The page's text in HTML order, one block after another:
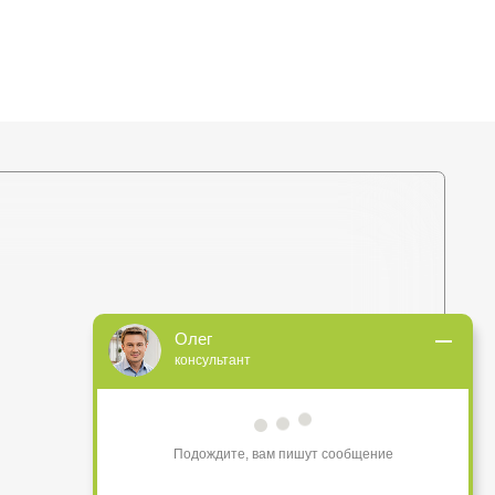
s1-ovk@yandex.by
Олег
консультант
Подождите, вам пишут сообщение